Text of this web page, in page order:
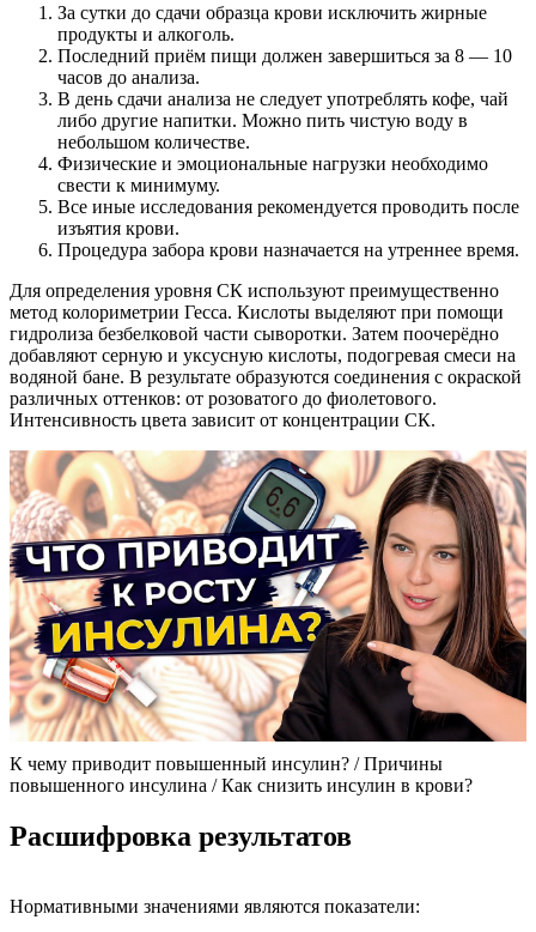
За сутки до сдачи образца крови исключить жирные
продукты и алкоголь.
Последний приём пищи должен завершиться за 8 — 10
часов до анализа.
В день сдачи анализа не следует употреблять кофе, чай
либо другие напитки. Можно пить чистую воду в
небольшом количестве.
Физические и эмоциональные нагрузки необходимо
свести к минимуму.
Все иные исследования рекомендуется проводить после
изъятия крови.
Процедура забора крови назначается на утреннее время.
Для определения уровня СК используют преимущественно
метод колориметрии Гесса. Кислоты выделяют при помощи
гидролиза безбелковой части сыворотки. Затем поочерёдно
добавляют серную и уксусную кислоты, подогревая смеси на
водяной бане. В результате образуются соединения с окраской
различных оттенков: от розоватого до фиолетового.
Интенсивность цвета зависит от концентрации СК.
К чему приводит повышенный инсулин? / Причины
повышенного инсулина / Как снизить инсулин в крови?
Расшифровка результатов
Нормативными значениями являются показатели: